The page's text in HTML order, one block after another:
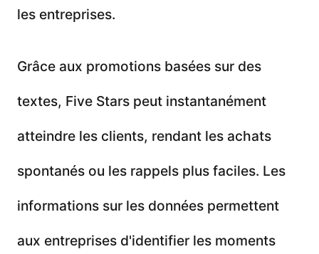
les entreprises.
Grâce aux promotions basées sur des
textes, Five Stars peut instantanément
atteindre les clients, rendant les achats
spontanés ou les rappels plus faciles. Les
informations sur les données permettent
aux entreprises d'identifier les moments